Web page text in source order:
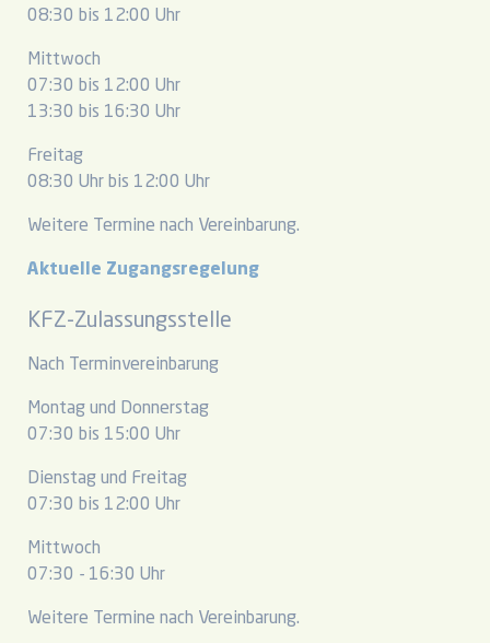
08:30 bis 12:00 Uhr
Mittwoch
07:30 bis 12:00 Uhr
13:30 bis 16:30 Uhr
Freitag
08:30 Uhr bis 12:00 Uhr
Weitere Termine nach Vereinbarung.
Aktuelle Zugangsregelung
KFZ-Zulassungsstelle
Nach Terminvereinbarung
Montag und Donnerstag
07:30 bis 15:00 Uhr
Dienstag und Freitag
07:30 bis 12:00 Uhr
Mittwoch
07:30 - 16:30 Uhr
Weitere Termine nach Vereinbarung.